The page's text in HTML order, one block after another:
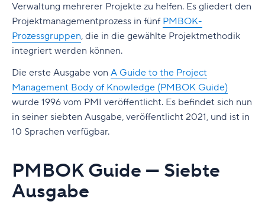
Schließlich sollten Projektmanager die neueste Ausgabe
des PMBOK zurate ziehen, wenn sie Fragen haben, ein
neues Projekt in Angriff nehmen oder ihr Wissen teilen
möchten. Wenn Sie in der Projektmanagementbranche
tätig sind, sollten Sie sich mit dem PMBOK vertraut
machen. Es ist eine Ressource, die Ihnen helfen kann, Ihr
Projektmanagement zu verbessern;
Nachdem Sie sich mit dem PMBOK vertraut gemacht
haben, werden Sie die richtige Software benötigen. Die
benutzerfreundliche Tools, die Ihrem Projekt zum Erfolg
verhelfen können. Möchten Sie die Projektmanagement-
Software von Wrike für Ihr Team ausprobieren? Starten
Verwaltung mehrerer Projekte zu helfen. Es gliedert den
Projektmanagementprozess in fünf PMBOK-
Prozessgruppen, die in die gewählte Projektmethodik
integriert werden können.
Die erste Ausgabe von A Guide to the Project
Management Body of Knowledge (PMBOK Guide)
wurde 1996 vom PMI veröffentlicht. Es befindet sich nun
in seiner siebten Ausgabe, veröffentlicht 2021, und ist in
10 Sprachen verfügbar.
PMBOK Guide — Siebte
Ausgabe